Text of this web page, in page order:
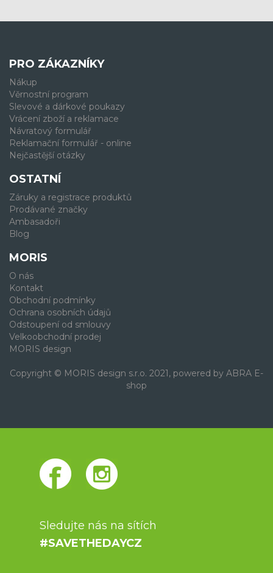
PRO ZÁKAZNÍKY
Nákup
Věrnostní program
Slevové a dárkové poukazy
Vrácení zboží a reklamace
Návratový formulář
Reklamační formulář - online
Nejčastější otázky
OSTATNÍ
Záruky a registrace produktů
Prodávané značky
Ambasadoři
Blog
MORIS
O nás
Kontakt
Obchodní podmínky
Ochrana osobních údajů
Odstoupení od smlouvy
Velkoobchodní prodej
MORIS design
Copyright © MORIS design s.r.o. 2021, powered by ABRA E-
shop
Sledujte nás na sítích
#SAVETHEDAYCZ